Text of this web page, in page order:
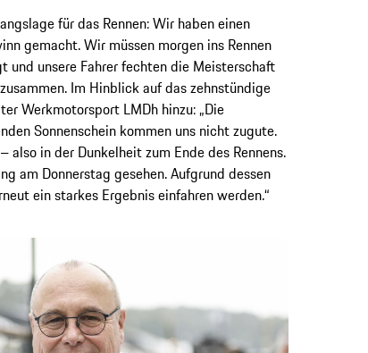
für das Rennen: Wir haben einen
gemacht. Wir müssen morgen ins Rennen
unsere Fahrer fechten die Meisterschaft
Im Hinblick auf das zehnstündige
Werkmotorsport LMDh hinzu: „Die
Sonnenschein kommen uns nicht zugute.
in der Dunkelheit zum Ende des Rennens.
am Donnerstag gesehen. Aufgrund dessen
ein starkes Ergebnis einfahren werden.“